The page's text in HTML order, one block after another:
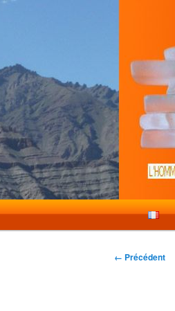
Navigation
← Précédent